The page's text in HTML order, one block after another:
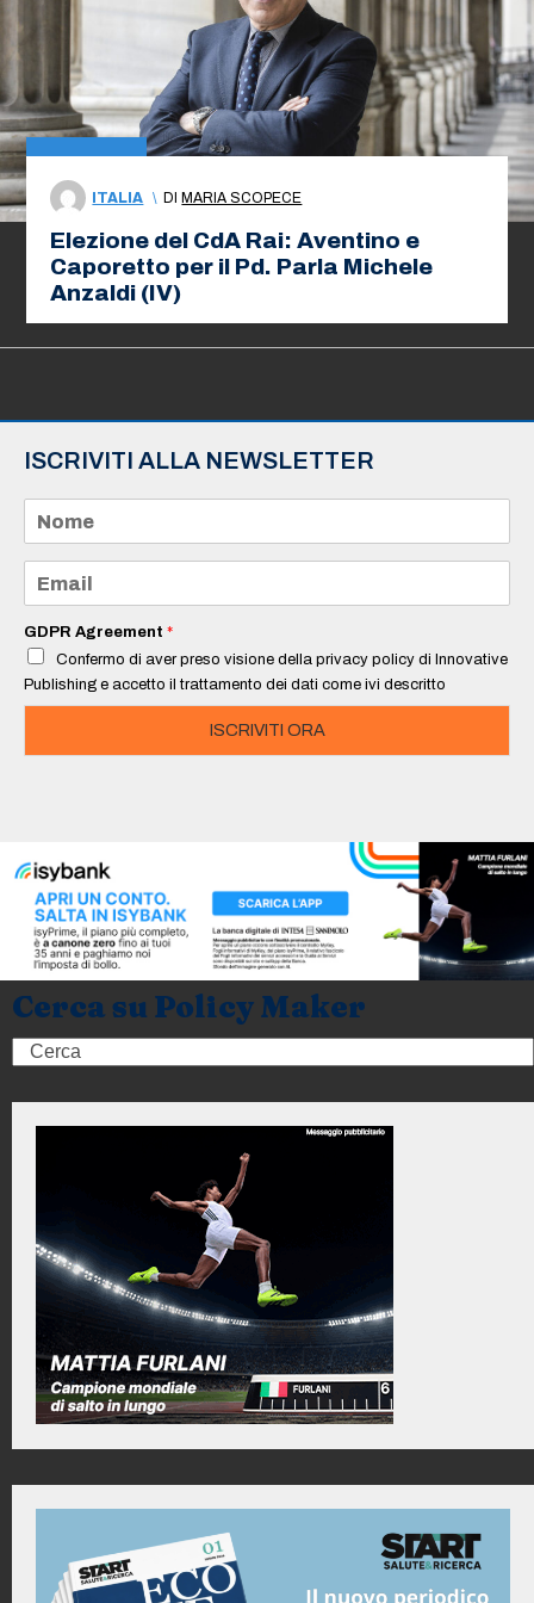
ITALIA \ DI MARIA SCOPECE
Elezione del CdA Rai: Aventino e
Caporetto per il Pd. Parla Michele
Anzaldi (IV)
ISCRIVITI ALLA NEWSLETTER
m
e
a
i
*
GDPR Agreement *
Confermo di aver preso visione della privacy policy di Innovative
Publishing e accetto il trattamento dei dati come ivi descritto
ISCRIVITI ORA
Cerca su Policy Maker
Search